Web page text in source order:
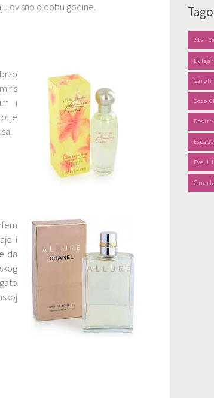
ovisno o dobu godine.
i
je
i
da
212 Ice
Coco
Escada
Eve